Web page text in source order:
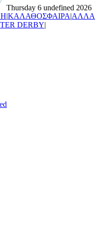
Thursday 6 undefined 2026
|ΚΑΛΑΘΟΣΦΑΙΡΑ|ΑΛΛΑ
DERBY|